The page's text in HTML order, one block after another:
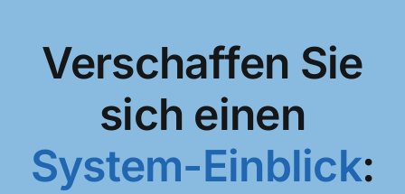
Verschaffen Sie
sich einen
System-Einblick: